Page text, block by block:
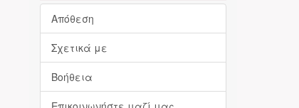
Απόθεση
Σχετικά με
Βοήθεια